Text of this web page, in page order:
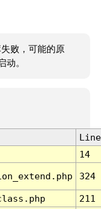
败，可能的原
动。
Line
14
324
211